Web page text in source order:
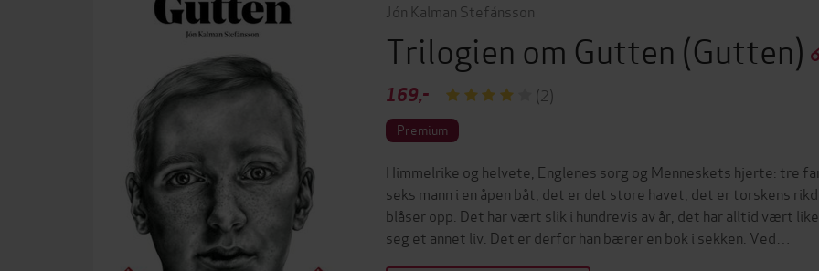
Jón Kalman Stefánsson
Trilogien om Gutten (Gutten)
169,- (2)
Premium
Himmelrike og helvete, Englenes sorg og Menneskets hjerte: tre
seks mann i en åpen båt, det er det store havet, det er torskens
blåser opp. Det har vært slik i hundrevis av år, det har alltid vært
seg et annet liv. Det er derfor han bærer en bok i sekken. Ved…